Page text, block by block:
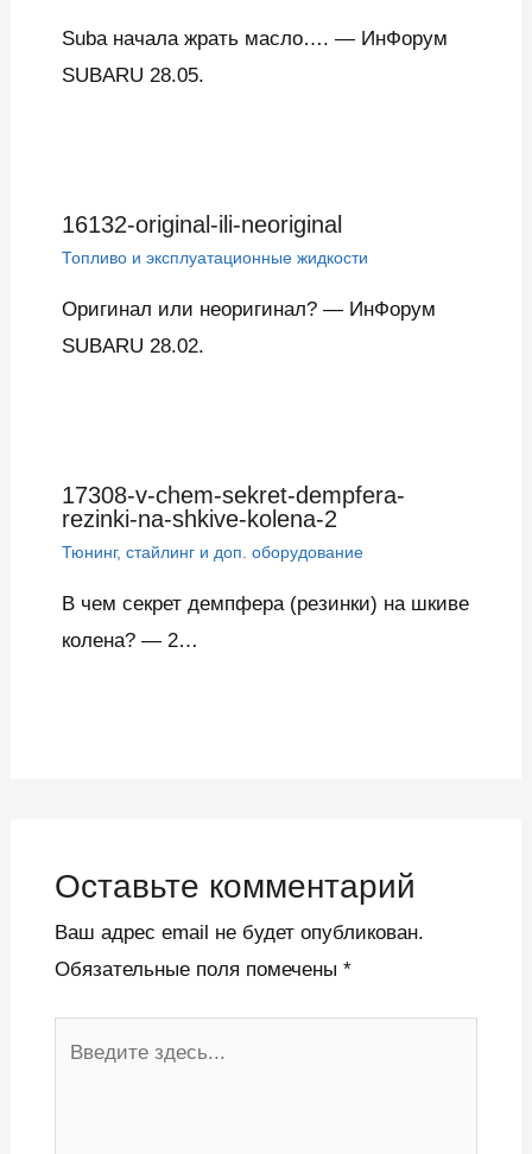
Suba начала жрать масло…. — ИнФорум
SUBARU 28.05.
16132-original-ili-neoriginal
Топливо и эксплуатационные жидкости
Оригинал или неоригинал? — ИнФорум
SUBARU 28.02.
17308-v-chem-sekret-dempfera-
rezinki-na-shkive-kolena-2
Тюнинг, стайлинг и доп. оборудование
В чем секрет демпфера (резинки) на шкиве
колена? — 2…
Оставьте комментарий
Ваш адрес email не будет опубликован.
Обязательные поля помечены *